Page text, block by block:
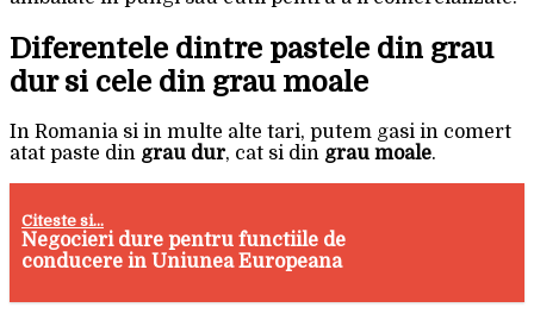
Diferentele dintre pastele din grau
dur si cele din grau moale
In Romania si in multe alte tari, putem gasi in comert
atat paste din grau dur, cat si din grau moale.
Citeste si...
Negocieri dure pentru functiile de
conducere in Uniunea Europeana